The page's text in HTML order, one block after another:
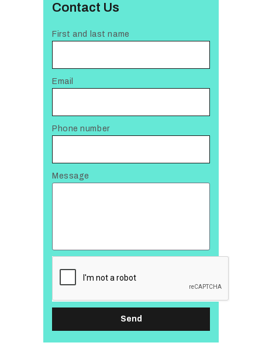
Contact Us
First and last name
Email
Phone number
Message
Send